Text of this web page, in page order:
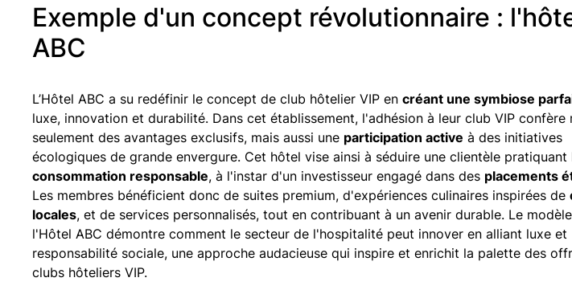
Exemple d'un concept révolutionnaire :
ABC
L’Hôtel ABC a su redéfinir le concept de club hôtelier VIP en créant une symbiose
luxe, innovation et durabilité. Dans cet établissement, l'adhésion à leur club VIP confère
seulement des avantages exclusifs, mais aussi une participation active à des initiatives
écologiques de grande envergure. Cet hôtel vise ainsi à séduire une clientèle pratiquant
consommation responsable, à l'instar d'un investisseur engagé dans des placements
Les membres bénéficient donc de suites premium, d'expériences culinaires inspirées de
locales, et de services personnalisés, tout en contribuant à un avenir durable. Le
l'Hôtel ABC démontre comment le secteur de l'hospitalité peut innover en alliant luxe et
responsabilité sociale, une approche audacieuse qui inspire et enrichit la palette des
clubs hôteliers VIP.